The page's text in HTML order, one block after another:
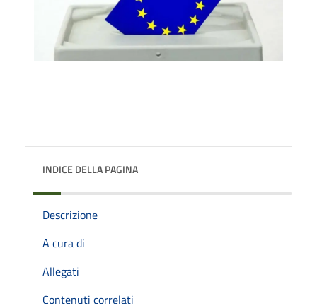
INDICE DELLA PAGINA
Descrizione
A cura di
Allegati
Contenuti correlati